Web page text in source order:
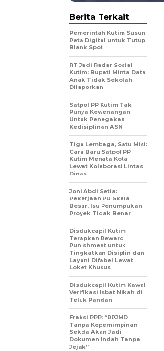
Berita Terkait
Pemerintah Kutim Susun
Peta Digital untuk Tutup
Blank Spot
RT Jadi Radar Sosial
Kutim: Bupati Minta Data
Anak Tidak Sekolah
Dilaporkan
Satpol PP Kutim Tak
Punya Kewenangan
Untuk Penegakan
Kedisiplinan ASN
Tiga Lembaga, Satu Misi:
Cara Baru Satpol PP
Kutim Menata Kota
Lewat Kolaborasi Lintas
Dinas
Joni Abdi Setia:
Pekerjaan PU Skala
Besar, Isu Penumpukan
Proyek Tidak Benar
Disdukcapil Kutim
Terapkan Reward
Punishment untuk
Tingkatkan Disiplin dan
Layani Difabel Lewat
Loket Khusus
Disdukcapil Kutim Kawal
Verifikasi Isbat Nikah di
Teluk Pandan
Fraksi PPP: “RPJMD
Tanpa Kepemimpinan
Sekda Akan Jadi
Dokumen Indah Tanpa
Jejak”